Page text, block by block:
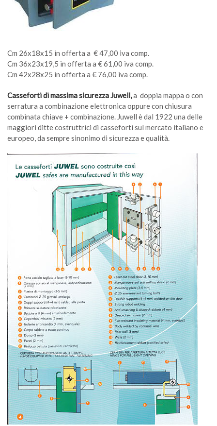
Cm 26x18x15 in offerta a € 47,00 iva comp.
Cm 36x23x19,5 in offerta a € 61,00 iva comp.
Cm 42x28x25 in offerta a € 76,00 iva comp.
Casseforti di massima sicurezza Juwell,a doppia mappa o con
serratura a combinazione elettronica oppure con chiusura
combinata chiave + combinazione. Juwell è dal 1922 una delle
maggiori ditte costruttrici di casseforti sul mercato italiano e
europeo, da sempre sinonimo di sicurezza e qualità.